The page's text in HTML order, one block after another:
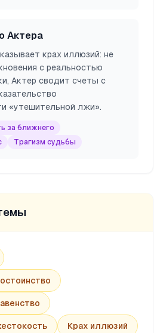
Актера
крах иллюзий: не
с реальностью
Актер сводит счеты с
«утешительной лжи».
за ближнего
Трагизм судьбы
Крах иллюзий